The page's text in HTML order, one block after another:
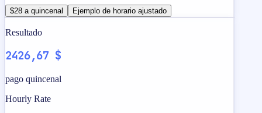
$28 a quincenal Ejemplo de horario ajustado
Resultado
2426,67 $
pago quincenal
Hourly Rate